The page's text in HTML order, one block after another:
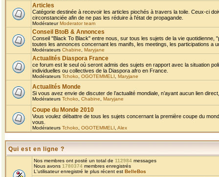
Articles
Catégorie destinée à recevoir les articles piochés à travers la toile. Ceux-ci
circonstanciée afin de ne pas les réduire à l'état de propagande.
ModérateurModerator team
Conseil BtoB & Annonces
Conseil "Black To Black" entre nous, sur tous les sujets de la vie
toutes les annonces concernant les manifs, les meetings, les participations a
Modérateurs Chabine Maryjane
Actualités Diaspora France
ce forum est le seul où seront admis des sujets en rapport avec la situation
individuelles ou collectives de la Diaspora afro en France.
Modérateurs Tchoko OGOTEMMELI Maryjane
Actualités Monde
Si vous avez envie de discuter de l’actualité mondiale, n’ayant aucun lien
Modérateurs Tchoko Chabine Maryjane
Coupe du Monde 2010
Vous voulez débattre de tous les sujets concernant la première coupe du
vous.
Modérateurs Tchoko OGOTEMMELI Alex
Qui est en ligne ?
Nos membres ont posté un total de 112984 messages
Nous avons 1780374 membres enregistrés
L'utilisateur enregistré le plus récent est BelleBos